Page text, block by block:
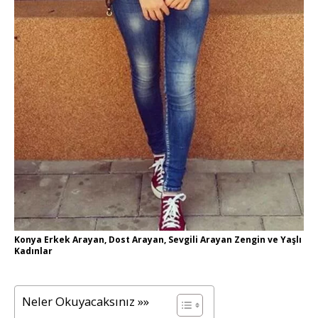
Konya Erkek Arayan, Dost Arayan, Sevgili Arayan Zengin ve Yaşlı
Kadınlar
Neler Okuyacaksınız »»